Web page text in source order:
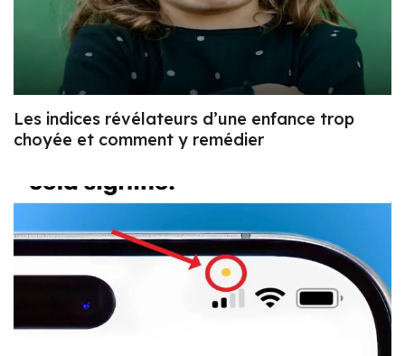
Les indices révélateurs d’une enfance trop
choyée et comment y remédier